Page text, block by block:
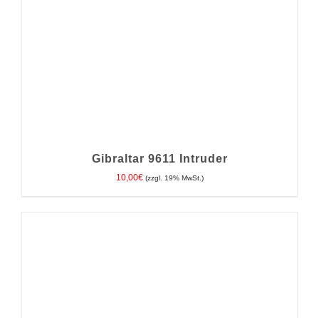
Gibraltar 9611 Intruder
10,00€ (zzgl. 19% MwSt.)